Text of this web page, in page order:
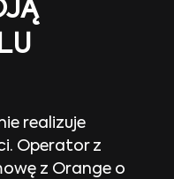
realizuje
Operator z
z Orange o